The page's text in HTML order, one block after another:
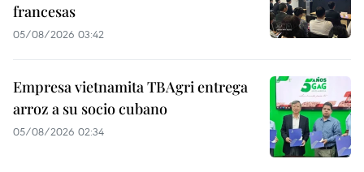
francesas
05/08/2026 03:42
Empresa vietnamita TBAgri entrega
arroz a su socio cubano
05/08/2026 02:34